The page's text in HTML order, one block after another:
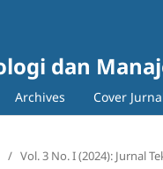
dan
Archives Cover
/ Vol. 3 No. I (2024): Jurnal